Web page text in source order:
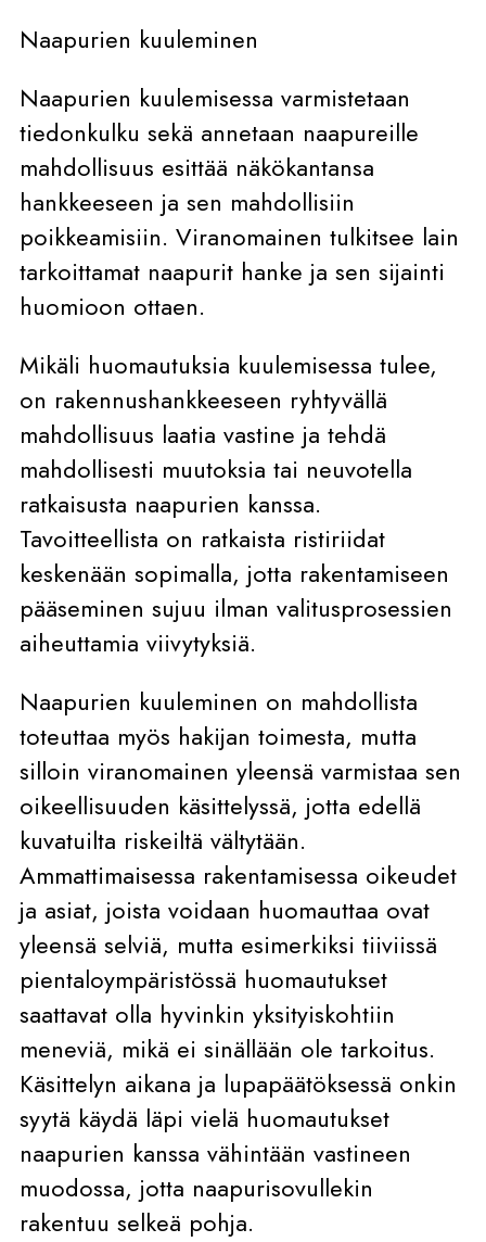
Naapurien kuuleminen
Naapurien kuulemisessa varmistetaan
tiedonkulku sekä annetaan naapureille
mahdollisuus esittää näkökantansa
hankkeeseen ja sen mahdollisiin
poikkeamisiin. Viranomainen tulkitsee lain
tarkoittamat naapurit hanke ja sen sijainti
huomioon ottaen.
Mikäli huomautuksia kuulemisessa tulee,
on rakennushankkeeseen ryhtyvällä
mahdollisuus laatia vastine ja tehdä
mahdollisesti muutoksia tai neuvotella
ratkaisusta naapurien kanssa.
Tavoitteellista on ratkaista ristiriidat
keskenään sopimalla, jotta rakentamiseen
pääseminen sujuu ilman valitusprosessien
aiheuttamia viivytyksiä.
Naapurien kuuleminen on mahdollista
toteuttaa myös hakijan toimesta, mutta
silloin viranomainen yleensä varmistaa sen
oikeellisuuden käsittelyssä, jotta edellä
kuvatuilta riskeiltä vältytään.
Ammattimaisessa rakentamisessa oikeudet
ja asiat, joista voidaan huomauttaa ovat
yleensä selviä, mutta esimerkiksi tiiviissä
pientaloympäristössä huomautukset
saattavat olla hyvinkin yksityiskohtiin
meneviä, mikä ei sinällään ole tarkoitus.
Käsittelyn aikana ja lupapäätöksessä onkin
syytä käydä läpi vielä huomautukset
naapurien kanssa vähintään vastineen
muodossa, jotta naapurisovullekin
rakentuu selkeä pohja.